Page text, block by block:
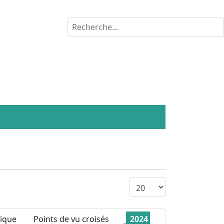
Rechercher
Affichage #
Points de vu croisés 2024